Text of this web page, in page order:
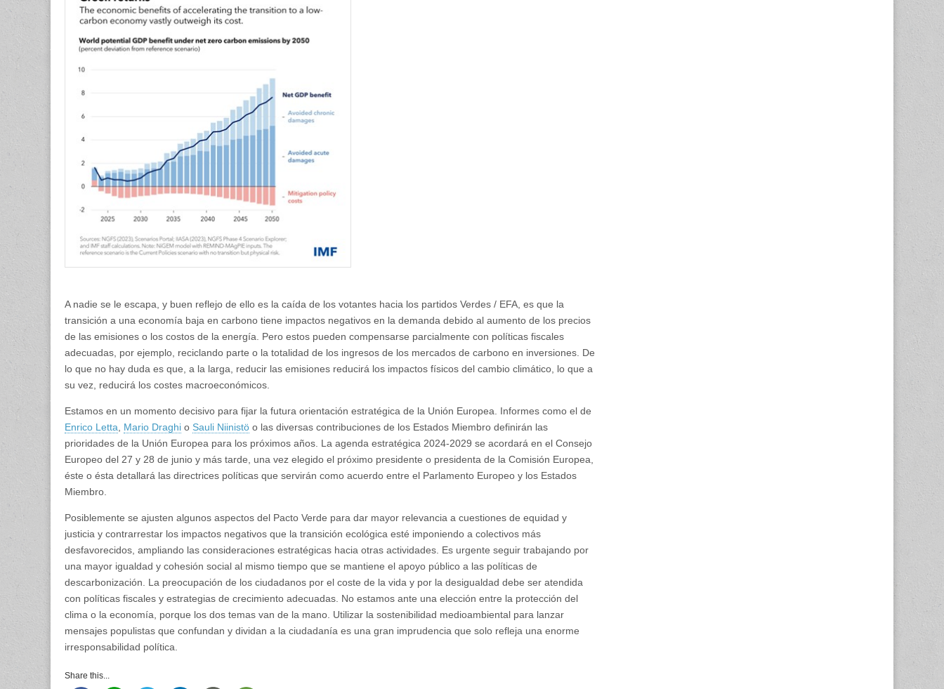
A nadie se le escapa, y buen reflejo de ello es la caída de los votantes hacia los partidos Verdes / EFA, es que la
transición a una economía baja en carbono tiene impactos negativos en la demanda debido al aumento de los precios
de las emisiones o los costos de la energía. Pero estos pueden compensarse parcialmente con políticas fiscales
adecuadas, por ejemplo, reciclando parte o la totalidad de los ingresos de los mercados de carbono en inversiones. De
lo que no hay duda es que, a la larga, reducir las emisiones reducirá los impactos físicos del cambio climático, lo que a
su vez, reducirá los costes macroeconómicos.
Estamos en un momento decisivo para fijar la futura orientación estratégica de la Unión Europea. Informes como el de
Enrico Letta
Mario Draghi o Sauli Niinistö o las diversas contribuciones de los Estados Miembro definirán las
prioridades de la Unión Europea para los próximos años. La agenda estratégica 2024-2029 se acordará en el Consejo
Europeo del 27 y 28 de junio y más tarde, una vez elegido el próximo presidente o presidenta de la Comisión Europea,
éste o ésta detallará las directrices políticas que servirán como acuerdo entre el Parlamento Europeo y los Estados
Miembro.
Posiblemente se ajusten algunos aspectos del Pacto Verde para dar mayor relevancia a cuestiones de equidad y
justicia y contrarrestar los impactos negativos que la transición ecológica esté imponiendo a colectivos más
desfavorecidos, ampliando las consideraciones estratégicas hacia otras actividades. Es urgente seguir trabajando por
una mayor igualdad y cohesión social al mismo tiempo que se mantiene el apoyo público a las políticas de
descarbonización. La preocupación de los ciudadanos por el coste de la vida y por la desigualdad debe ser atendida
con políticas fiscales y estrategias de crecimiento adecuadas. No estamos ante una elección entre la protección del
clima o la economía, porque los dos temas van de la mano. Utilizar la sostenibilidad medioambiental para lanzar
mensajes populistas que confundan y dividan a la ciudadanía es una gran imprudencia que solo refleja una enorme
irresponsabilidad política.
Share this...